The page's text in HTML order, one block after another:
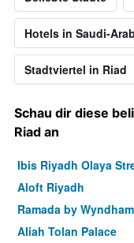
Hotels in Saudi-
Stadtviertel in Riad
Schau dir diese
Riad an
Ibis Riyadh Olaya
Aloft Riyadh
Ramada by
Aliah Tolan Palace